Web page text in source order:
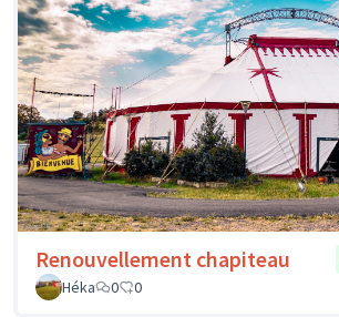
Renouvellement chapiteau
Héka
0 0